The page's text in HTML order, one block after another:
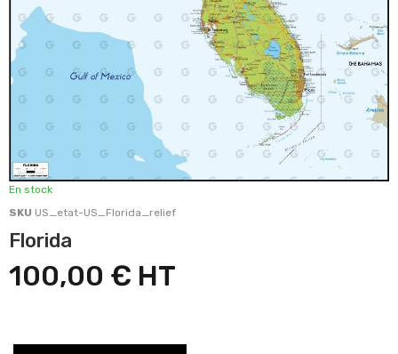
En stock
SKU US_etat-US_Florida_relief
Florida
100,00 €